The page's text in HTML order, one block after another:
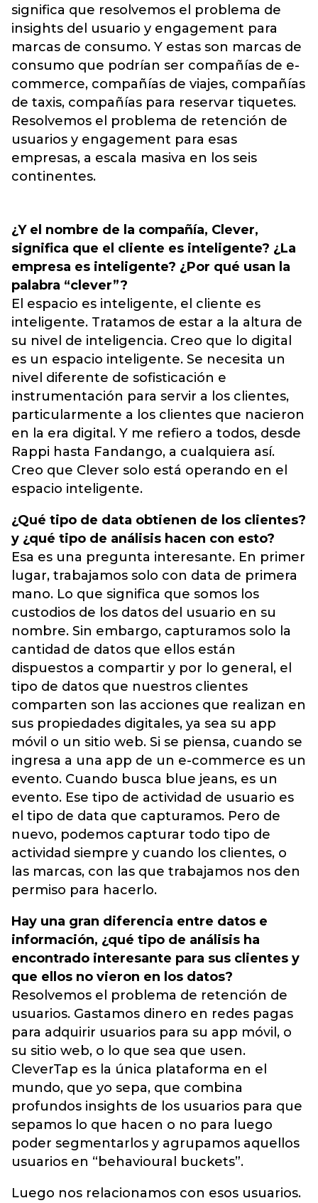
significa que resolvemos el problema de
insights del usuario y engagement para
marcas de consumo. Y estas son marcas de
consumo que podrían ser compañías de e-
commerce, compañías de viajes, compañías
de taxis, compañías para reservar tiquetes.
Resolvemos el problema de retención de
usuarios y engagement para esas
empresas, a escala masiva en los seis
continentes.
¿Y el nombre de la compañía, Clever,
significa que el cliente es inteligente? ¿La
empresa es inteligente? ¿Por qué usan la
palabra “clever”?
El espacio es inteligente, el cliente es
inteligente. Tratamos de estar a la altura de
su nivel de inteligencia. Creo que lo digital
es un espacio inteligente. Se necesita un
nivel diferente de sofisticación e
instrumentación para servir a los clientes,
particularmente a los clientes que nacieron
en la era digital. Y me refiero a todos, desde
Rappi hasta Fandango, a cualquiera así.
Creo que Clever solo está operando en el
espacio inteligente.
¿Qué tipo de data obtienen de los clientes?
y ¿qué tipo de análisis hacen con esto?
Esa es una pregunta interesante. En primer
lugar, trabajamos solo con data de primera
mano. Lo que significa que somos los
custodios de los datos del usuario en su
nombre. Sin embargo, capturamos solo la
cantidad de datos que ellos están
dispuestos a compartir y por lo general, el
tipo de datos que nuestros clientes
comparten son las acciones que realizan en
sus propiedades digitales, ya sea su app
móvil o un sitio web. Si se piensa, cuando se
ingresa a una app de un e-commerce es un
evento. Cuando busca blue jeans, es un
evento. Ese tipo de actividad de usuario es
el tipo de data que capturamos. Pero de
nuevo, podemos capturar todo tipo de
actividad siempre y cuando los clientes, o
las marcas, con las que trabajamos nos den
permiso para hacerlo.
Hay una gran diferencia entre datos e
información, ¿qué tipo de análisis ha
encontrado interesante para sus clientes y
que ellos no vieron en los datos?
Resolvemos el problema de retención de
usuarios. Gastamos dinero en redes pagas
para adquirir usuarios para su app móvil, o
su sitio web, o lo que sea que usen.
CleverTap es la única plataforma en el
mundo, que yo sepa, que combina
profundos insights de los usuarios para que
sepamos lo que hacen o no para luego
poder segmentarlos y agrupamos aquellos
usuarios en “behavioural buckets”.
Luego nos relacionamos con esos usuarios.